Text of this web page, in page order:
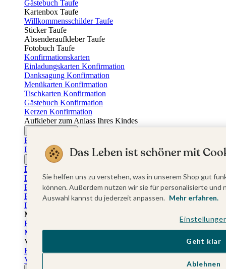
Gästebuch Taufe
Kartenbox Taufe
Willkommensschilder Taufe
Sticker Taufe
Absenderaufkleber Taufe
Fotobuch Taufe
Konfirmationskarten
Einladungskarten Konfirmation
Danksagung Konfirmation
Menükarten Konfirmation
Tischkarten Konfirmation
Gästebuch Konfirmation
Kerzen Konfirmation
Aufkleber zum Anlass Ihres Kindes
Einladungskarten Firmung
Dankeskarten Firmung
Jugendweihekarten
Einladungskarten Jugendweihe
Dankeskarten Jugendweihe
Einschulungskarten
Einladungskarten Einschulung
Danksagung Einschulung
Muttertag
Fotogeschenke Muttertag
Muttertagskarten
Vatertag
Fotogeschenke Vatertag
Vatertagskarten
Das Leben ist schöner mit
Sie helfen uns zu verstehen, was in unserem Shop gut
können. Außerdem nutzen wir sie für personalisierte
Auswahl kannst du jederzeit anpassen. Mehr erfahren.
Ablehnen
Geht klar